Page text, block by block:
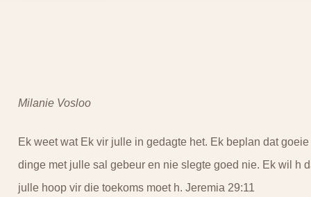
Milanie Vosloo
Ek weet wat Ek vir julle in gedagte het. Ek beplan dat goeie
dinge met julle sal gebeur en nie slegte goed nie. Ek wil h
julle hoop vir die toekoms moet h. Jeremia 29:11